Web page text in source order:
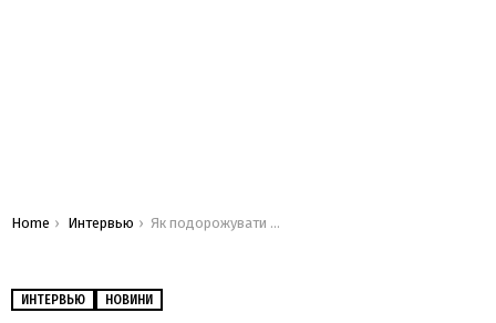
You are here:
Home Интервью Як подорожувати електромобілем Tesla по Україні: реальний досвід водія BlaBlaCar
ИНТЕРВЬЮ НОВИНИ